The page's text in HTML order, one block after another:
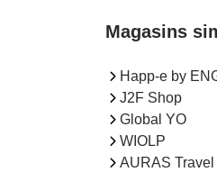
Magasins
Happ-e by
J2F Shop
Global YO
WIOLP
AURAS